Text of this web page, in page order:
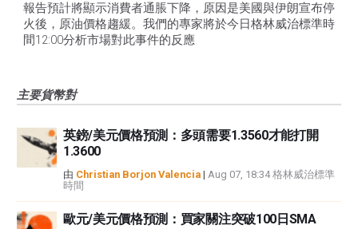
報告預計將顯示消費者通脹下降，原因是美國與伊朗宣布停
火後，原油價格趨緩。我們的專家將於今日格林威治標準時
間12:00分析市場對此事件的反應
主要貨幣對
英鎊/美元價格預測：多頭需要1.3560才能打開
1.3600
由 Christian Borjon Valencia | Aug 07, 18:34 格林威治標準
時間
歐元/美元價格預測：買家關注突破100日SMA